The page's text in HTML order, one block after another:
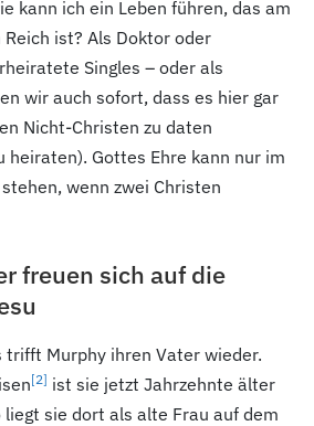
kann ich ein Leben führen, das am
ist? Als Doktor oder
Singles – oder als
wir auch sofort, dass es hier gar
Nicht-Christen zu daten
heiraten). Gottes Ehre kann nur im
wenn zwei Christen
freuen sich auf die
trifft Murphy ihren Vater wieder.
[2] ist sie jetzt Jahrzehnte älter
liegt sie dort als alte Frau auf dem